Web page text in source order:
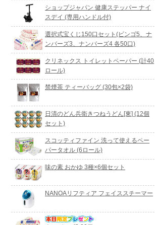
ショップジャパン 健康ステッパー ナイ
スデイ (専用ハンドル付)
選択式宝くじ150口セット(ビンゴ5、ナ
ンバーズ3、ナンバーズ4 各50口)
クリネックス トイレットペーパー (計40
ロール)
禁煙茶 ティーバッグ (30包×2袋)
日清のどん兵衛きつねうどん[東] (12個
セット)
スコッティファイン 洗って使えるペー
パータオル (6ロール)
味の素 おかゆ 3種×6個セット
NANOAリフティア フェイススチーマー